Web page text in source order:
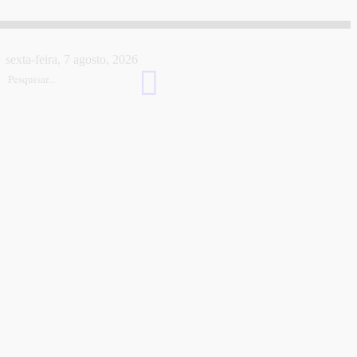
sexta-feira, 7 agosto, 2026